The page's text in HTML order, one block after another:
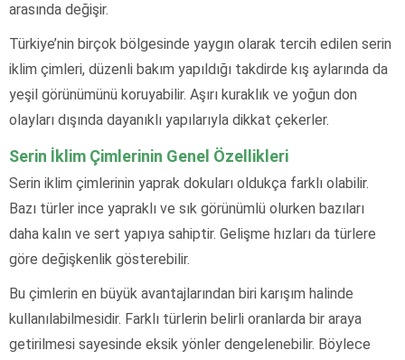
arasında değişir.
Türkiye’nin birçok bölgesinde yaygın olarak tercih edilen serin
iklim çimleri, düzenli bakım yapıldığı takdirde kış aylarında da
yeşil görünümünü koruyabilir. Aşırı kuraklık ve yoğun don
olayları dışında dayanıklı yapılarıyla dikkat çekerler.
Serin İklim Çimlerinin Genel Özellikleri
Serin iklim çimlerinin yaprak dokuları oldukça farklı olabilir.
Bazı türler ince yapraklı ve sık görünümlü olurken bazıları
daha kalın ve sert yapıya sahiptir. Gelişme hızları da türlere
göre değişkenlik gösterebilir.
Bu çimlerin en büyük avantajlarından biri karışım halinde
kullanılabilmesidir. Farklı türlerin belirli oranlarda bir araya
getirilmesi sayesinde eksik yönler dengelenebilir. Böylece